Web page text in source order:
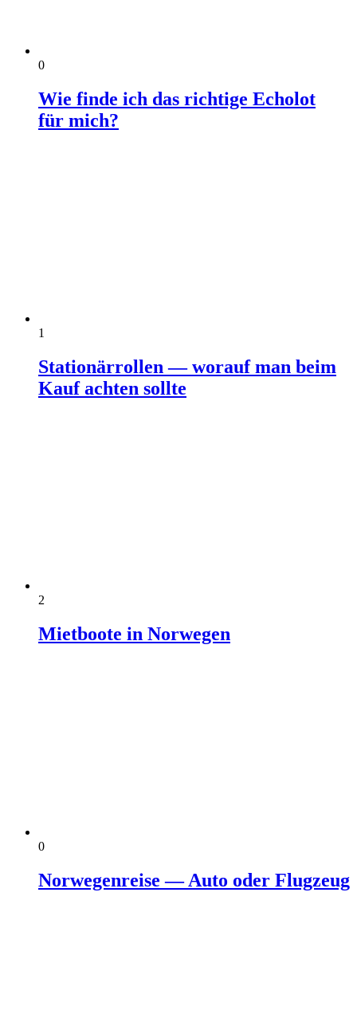
0
Wie finde ich das richtige Echolot
für mich?
1
Stationärrollen — worauf man beim
Kauf achten sollte
2
Mietboote in Norwegen
0
Norwegenreise — Auto oder Flugzeug